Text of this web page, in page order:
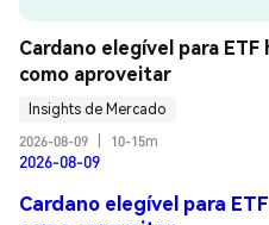
Cardano elegível para
como aproveitar
Insights de Mercado
2026-08-09
10-15m
2026-08-09
Cardano elegível para